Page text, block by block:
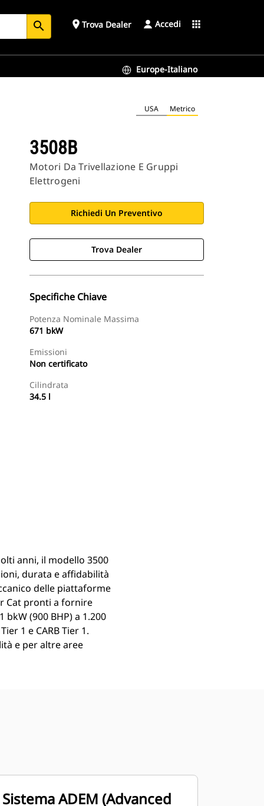
search place Trova Dealer Accedi apps
Europe-Italiano
USA Metrico
3508B
Motori Da Trivellazione E Gruppi
Elettrogeni
Richiedi Un Preventivo
Trova Dealer
Specifiche Chiave
Potenza Nominale Massima
671 bkW
Emissioni
Non certificato
Cilindrata
34.5 l
anni, il modello 3500
durata e affidabilità
delle piattaforme
Cat pronti a fornire
(900 BHP) a 1.200
1 e CARB Tier 1.
e per altre aree
Sistema ADEM (Advanced